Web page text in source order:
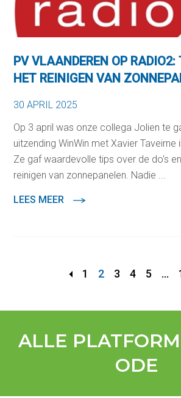
PV VLAANDEREN OP RADIO2:
HET REINIGEN VAN
30 APRIL 2025
Op 3 april was onze collega Jolien te
uitzending WinWin met Xavier Taveirne
Ze gaf waardevolle tips over de do's
reinigen van zonnepanelen. Nadie ...
LEES MEER
1 2 3 4 5 ...
ALLE
ODE